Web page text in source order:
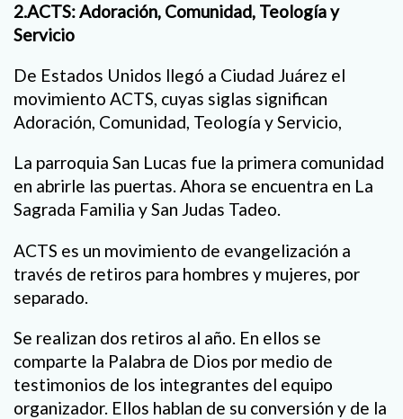
2.ACTS: Adoración, Comunidad, Teología y
Servicio
De Estados Unidos llegó a Ciudad Juárez el
movimiento ACTS, cuyas siglas significan
Adoración, Comunidad, Teología y Servicio,
La parroquia San Lucas fue la primera comunidad
en abrirle las puertas. Ahora se encuentra en La
Sagrada Familia y San Judas Tadeo.
ACTS es un movimiento de evangelización a
través de retiros para hombres y mujeres, por
separado.
Se realizan dos retiros al año. En ellos se
comparte la Palabra de Dios por medio de
testimonios de los integrantes del equipo
organizador. Ellos hablan de su conversión y de la